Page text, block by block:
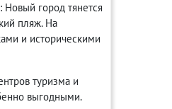
город тянется
пляж. На
и историческими
туризма и
выгодными.